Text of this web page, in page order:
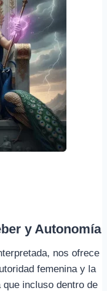
y Autonomía
nos ofrece
femenina y la
incluso dentro de